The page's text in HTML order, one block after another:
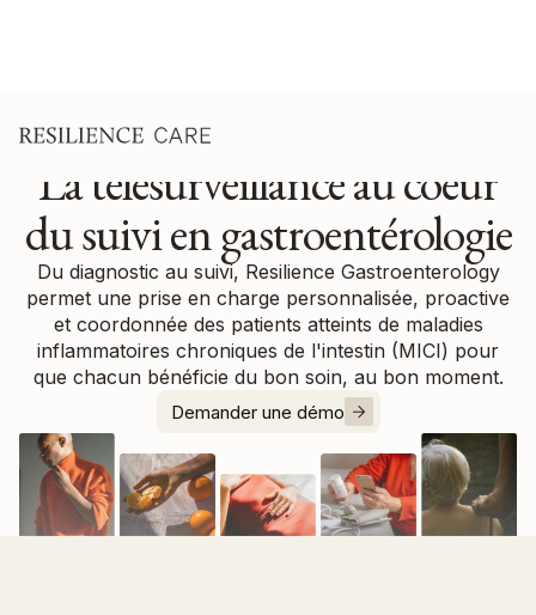
La télésurveillance au coeur
du suivi en gastroentérologie
Du diagnostic au suivi, Resilience Gastroenterology
permet une prise en charge personnalisée, proactive
et coordonnée des patients atteints de maladies
inflammatoires chroniques de l'intestin (MICI) pour
que chacun bénéficie du bon soin, au bon moment.
Demander une démo